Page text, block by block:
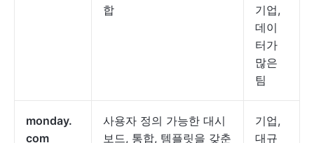
합
기업,
데이
터가
많은
팀
monday.
com
사용자 정의 가능한 대시
보드, 통합, 템플릿을 갖춘
기업,
대규